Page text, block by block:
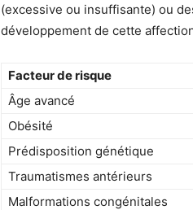
(excessive ou insuffisante) ou
développement de cette
Facteur de risque
Âge avancé
Obésité
Prédisposition génétique
Traumatismes antérieurs
Malformations congénitales